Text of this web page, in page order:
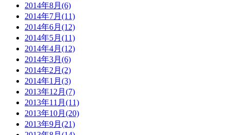
2014年8月(6)
2014年7月(11)
2014年6月(12)
2014年5月(11)
2014年4月(12)
2014年3月(6)
2014年2月(2)
2014年1月(3)
2013年12月(7)
2013年11月(11)
2013年10月(20)
2013年9月(21)